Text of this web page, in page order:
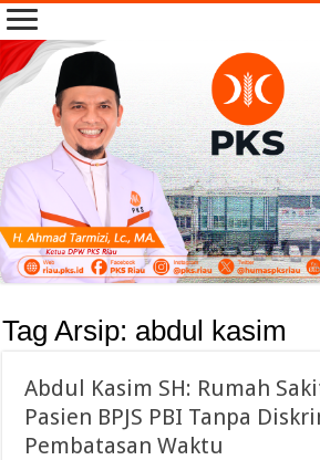
Tag Arsip: abdul kasim
Abdul Kasim SH: Rumah
Pasien BPJS PBI Tanpa
Pembatasan Waktu